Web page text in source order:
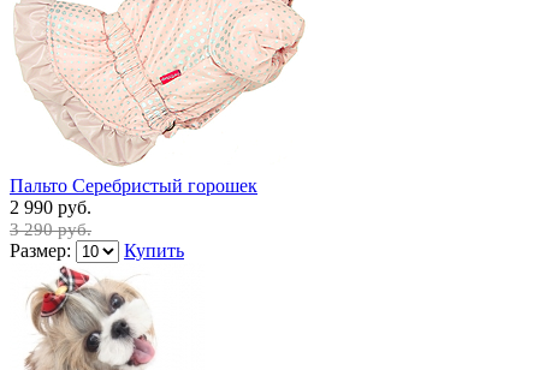
Пальто Серебристый горошек
2 990 руб.
3 290 руб.
Размер: Купить